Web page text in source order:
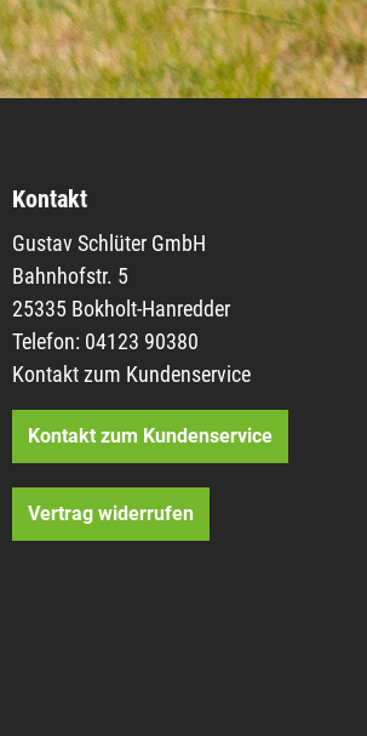
Kontakt
Gustav Schlüter GmbH
Bahnhofstr. 5
25335 Bokholt-Hanredder
Telefon: 04123 90380
Kontakt zum Kundenservice
Kontakt zum Kundenservice
Vertrag widerrufen